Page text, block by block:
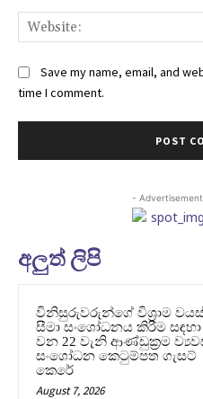
Save my name, email, and
time I comment.
-
අලුත් ලිපි
විනිසුරුවරුන්ගේ විශ්‍රාම
සීමා සංශෝධනය කිරීම සඳහා
වන 22 වැනි ආණ්ඩුක්‍රම
සංශෝධන කෙටුම්පත ගැසට්
කෙරේ
August 7, 2026